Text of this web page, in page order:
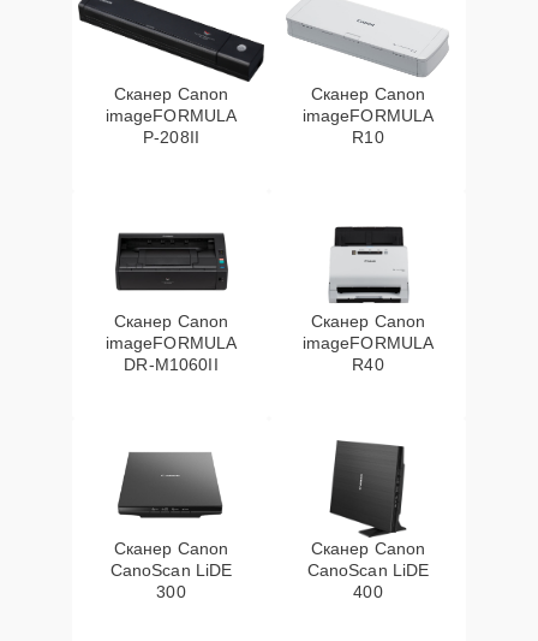
Сканер Canon
imageFORMULA
P‑208II
Сканер Canon
imageFORMULA
R10
Сканер Canon
imageFORMULA
DR‑M1060II
Сканер Canon
imageFORMULA
R40
Сканер Canon
CanoScan LiDE
300
Сканер Canon
CanoScan LiDE
400